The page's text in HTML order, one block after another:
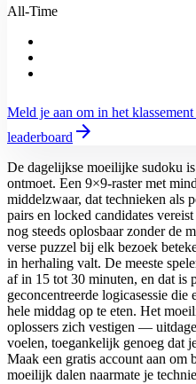
All-Time
Meld je aan om in het
leaderboard arrow_forward
De dagelijkse moeilijke sudoku
ontmoet. Een 9×9-raster met
middelzwaar, dat technieken als
pairs en locked candidates
nog steeds oplosbaar zonder de
verse puzzel bij elk bezoek
in herhaling valt. De meeste
af in 15 tot 30 minuten, en dat is
geconcentreerde logicasessie
hele middag op te eten. Het
oplossers zich vestigen —
voelen, toegankelijk genoeg dat
Maak een gratis account aan om
moeilijk dalen naarmate je